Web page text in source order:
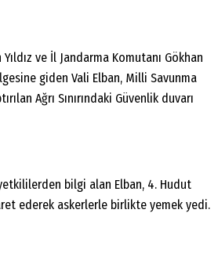
ve İl Jandarma Komutanı Gökhan
giden Vali Elban, Milli Savunma
Ağrı Sınırındaki Güvenlik duvarı
bilgi alan Elban, 4. Hudut
ederek askerlerle birlikte yemek yedi.